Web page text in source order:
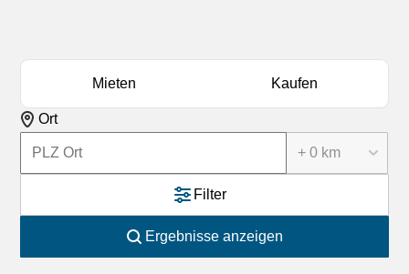
Mieten Kaufen
Ort
+ 0 km
Filter
Ergebnisse anzeigen